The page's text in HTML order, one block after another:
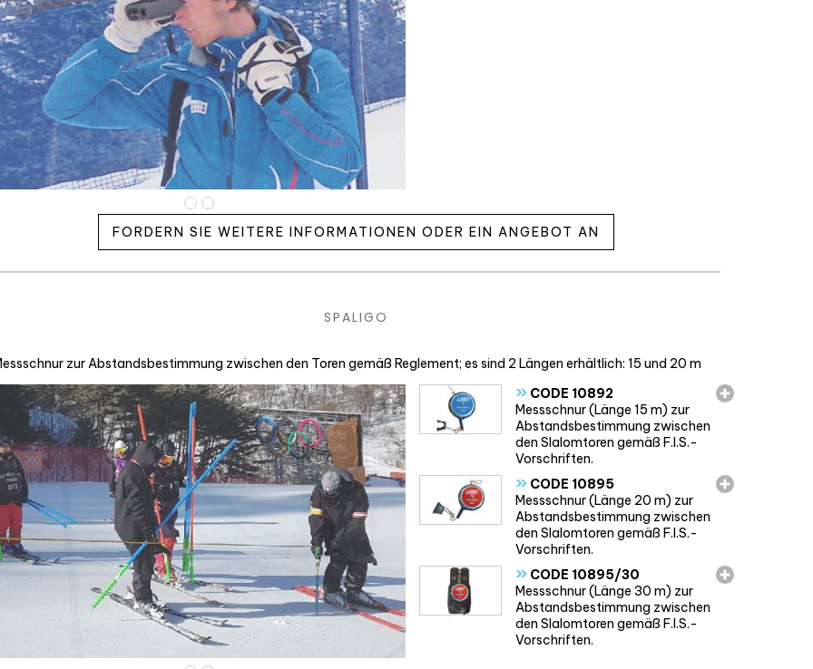
FORDERN SIE WEITERE INFORMATIONEN ODER EIN ANGEBOT AN
SPALIGO
zur Abstandsbestimmung zwischen den Toren gemäß Reglement; es sind 2 Längen erhältlich: 15 und 20 m
»CODE 10892
Messschnur (Länge 15 m) zur
Abstandsbestimmung zwischen
den Slalomtoren gemäß F.I.S.-
Vorschriften.
»CODE 10895
Messschnur (Länge 20 m) zur
Abstandsbestimmung zwischen
den Slalomtoren gemäß F.I.S.-
Vorschriften.
»CODE 10895/30
Messschnur (Länge 30 m) zur
Abstandsbestimmung zwischen
den Slalomtoren gemäß F.I.S.-
Vorschriften.